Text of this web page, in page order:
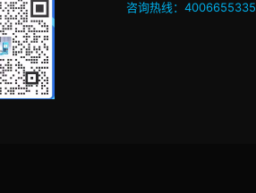
咨询热线：4006655335